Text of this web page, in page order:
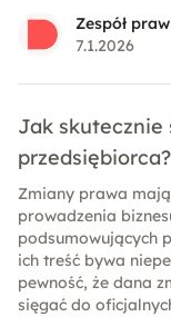
Zespół
7.1.2026
Jak
przedsiębiorca?
Zmiany prawa
prowadzenia
podsumowujących
ich treść bywa
pewność, że dana
sięgać do oficjalnych źródeł. Poniżej